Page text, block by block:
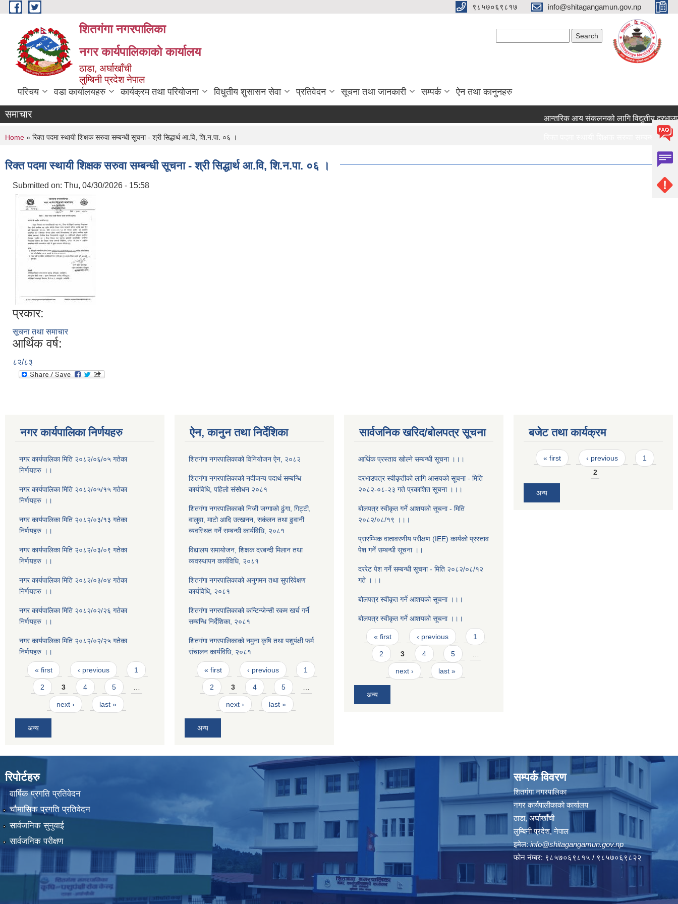
Skip to main content ९८५७०६९८१७ info@shitagangamun.gov.np
शितगंगा नगरपालिका
नगर कार्यपालिकाकाे कार्यालय
ठाडा, अर्घाखाँची
लुम्बिनी प्रदेश नेपाल
परिचय वडा कार्यालयहरु कार्यक्रम तथा परियोजना विधुतीय शुसासन सेवा प्रतिवेदन सूचना तथा जानकारी सम्पर्क ऐन तथा कानुनहरु
समाचार आन्तरिक आय संकलनको लागि विद्युतीय
रिक्त पदमा स्थायी शिक्षक सरुवा सम्बन्धमा ।।।
रिक्त पदमा स्थायी शिक्षक सरुवा सम्बन्धमा ।।।
You are here
Home » रिक्त पदमा स्थायी शिक्षक सरुवा सम्बन्धी सूचना - श्री सिद्धार्थ आ.वि, शि.न.पा. ०६ ।
रिक्त पदमा स्थायी शिक्षक सरुवा सम्बन्धी सूचना - श्री सिद्धार्थ आ.वि, शि.न.पा. ०६ ।
Submitted on: Thu, 04/30/2026 - 15:58
प्रकार:
सूचना तथा समाचार
आर्थिक वर्ष:
८२/८३
नगर कार्यपालिका निर्णयहरु
नगर कार्यपालिका मिति २०८२/०६/०५ गतेका
निर्णयहरु ।।
नगर कार्यपालिका मिति २०८२/०५/१५ गतेका
निर्णयहरु ।।
नगर कार्यपालिका मिति २०८२/०३/१३ गतेका
निर्णयहरु ।।
नगर कार्यपालिका मिति २०८२/०३/०९ गतेका
निर्णयहरु ।।
नगर कार्यपालिका मिति २०८२/०३/०४ गतेका
निर्णयहरु ।।
नगर कार्यपालिका मिति २०८२/०२/२६ गतेका
निर्णयहरु ।।
नगर कार्यपालिका मिति २०८२/०२/२५ गतेका
निर्णयहरु ।।
Pages
« first ‹ previous 1
2 3 4 5
next › last »
अन्य
ऐन, कानुन तथा निर्देशिका
शितगंगा नगरपालिकाको विनियोजन ऐन, २०८२
शितगंगा नगरपालिकाको नदीजन्य पदार्थ सम्बन्धि
कार्यविधि, पहिलो संसोधन २०८१
शितगंगा नगरपालिकाको निजी जग्गाको ढुंगा, गिट्टी,
वालुवा, माटो आदि उत्खनन, सकंलन तथा ढुवानी
व्यवस्थित गर्ने सम्बन्धी कार्यविधि, २०८१
विद्यालय समायोजन, शिक्षक दरबन्दी मिलान तथा
व्यवस्थापन कार्यविधि, २०८१
शितगंगा नगरपालिकाको अनुगमन तथा सुपरिवेक्षण
कार्यविधि, २०८१
शितगंगा नगरपालिकाको कन्टिन्जेन्सी रकम खर्च गर्ने
सम्बन्धि निर्देशिका, २०८१
शितगंगा नगरपालिकाको नमुना कृषि तथा पशुपंक्षी फर्म
संचालन कार्यविधि, २०८१
Pages
« first ‹ previous 1
2 3 4 5
next › last »
अन्य
सार्वजनिक खरिद/बोलपत्र सूचना
आर्थिक प्रस्ताव खोल्ने सम्बन्धी सूचना ।।।
दरभाउपत्र स्वीकृतीको लागि आसयको सूचना - मिति
२०८२-०८-२३ गते प्रकाशित सूचना ।।।
बोलपत्र स्वीकृत गर्ने आशयको सूचना - मिति
२०८२/०८/१९ ।।।
प्रारम्भिक वातावरणीय परीक्षण (IEE) कार्यको प्रस्ताव
पेश गर्ने सम्बन्धी सूचना ।।
दररेट पेश गर्ने सम्बन्धी सूचना - मिति २०८२/०८/१२
गते ।।।
बोलपत्र स्वीकृत गर्ने आशयको सूचना ।।।
बोलपत्र स्वीकृत गर्ने आशयको सूचना ।।।
Pages
« first ‹ previous 1
2 3 4 5
next › last »
अन्य
बजेट तथा कार्यक्रम
Pages
« first ‹ previous
1
2
अन्य
रिपोर्टहरु
वार्षिक प्रगति प्रतिवेदन
चौमासिक प्रगति प्रतिवेदन
सार्वजनिक सुनुवाई
सार्वजनिक परीक्षण
सम्पर्क विवरण
शितगंगा नगरपालिका
नगर कार्यपालीकाकाे कार्यालय
ठाडा, अर्घाखाँची
लुम्बिनी प्रदेश, नेपाल
इमेल:info@shitagangamun.gov.np
फोन नंम्बर: ९८५७०६९८१५ / ९८५७०६९८२२